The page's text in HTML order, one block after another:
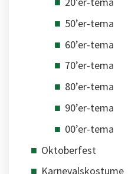
50’er-tema
60’er-tema
70’er-tema
80’er-tema
90’er-tema
00’er-tema
Oktoberfest
Karnevalskostume